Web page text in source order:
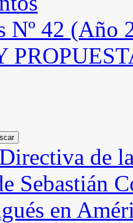
Nº 42 (Año
de
Sebastián
en